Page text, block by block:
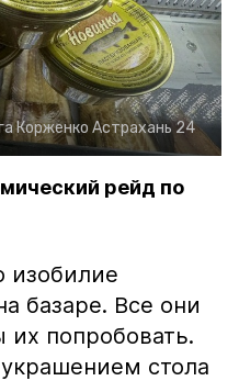
Корженко Астрахань 24
рейд по
изобилие
базаре. Все они
их попробовать.
стола